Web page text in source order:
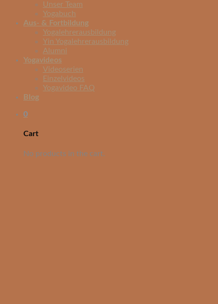
Unser Team
Yogabuch
Aus- & Fortbildung
Yogalehrerausbildung
Yin Yogalehrerausbildung
Alumni
Yogavideos
Videoserien
Einzelvideos
Yogavideo FAQ
Blog
0
Cart
No products in the cart.